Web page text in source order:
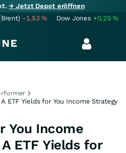
→ Jetzt Depot eröffnen
-1,53% Dow Jones +0,25%
ETF Yields for You Income Strategy
You Income
ETF Yields for